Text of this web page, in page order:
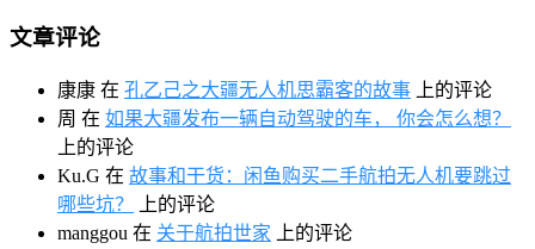
文章评论
康康 在 孔乙己之大疆无人机思霸客的故事 上的评论
周 在 如果大疆发布一辆自动驾驶的车， 你会怎么想？
上的评论
Ku.G 在 故事和干货：闲鱼购买二手航拍无人机要跳过
哪些坑？
上的评论
manggou 在 关于航拍世家 上的评论